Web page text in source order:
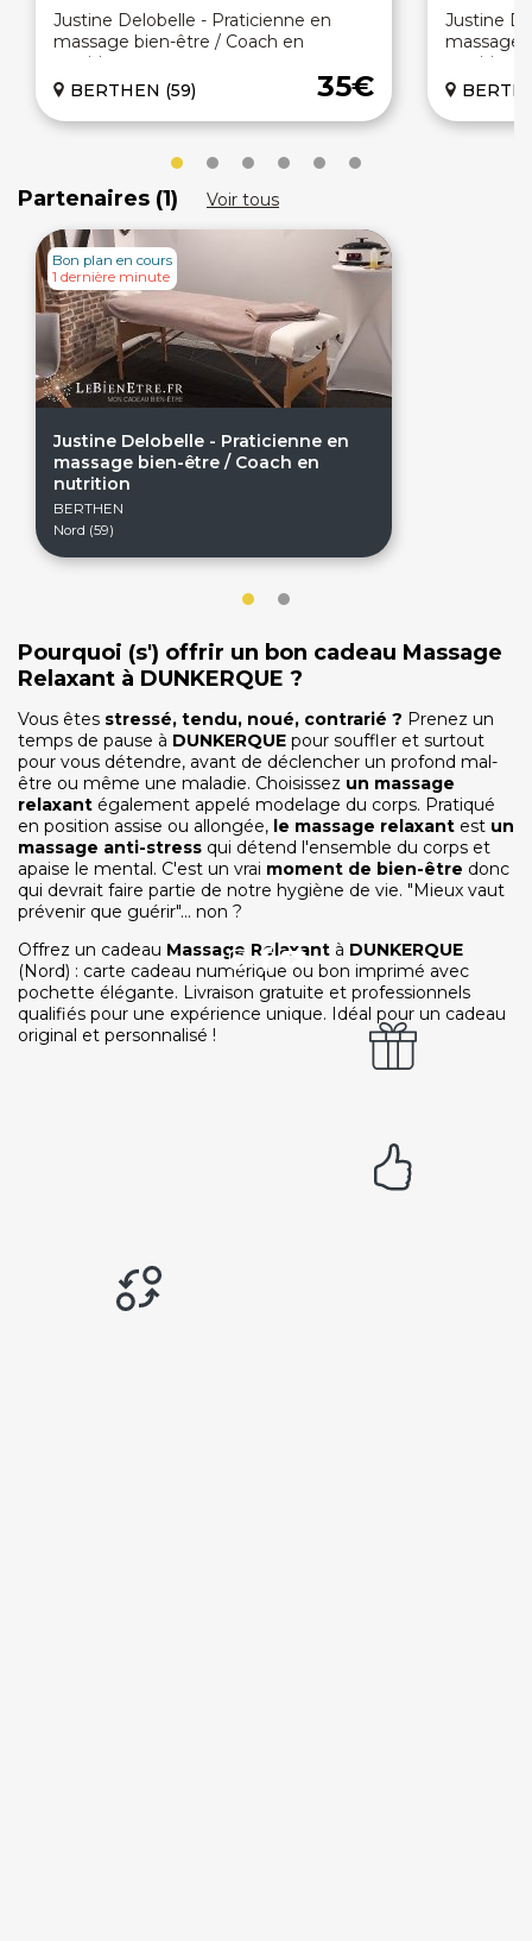
Justine Delobelle - Praticienne en
massage bien-être / Coach en
nutrition
35€
BERTHEN (59)
Justine Delobelle -
massage
nutrition
Partenaires (1) Voir tous
Justine Delobelle - Praticienne en
massage bien-être / Coach en
nutrition
BERTHEN
Nord (59)
Bon plan en cours
1 dernière minute
Pourquoi (s') offrir un bon cadeau Massage
Relaxant à DUNKERQUE ?
Vous êtes stressé, tendu, noué, contrarié ? Prenez un
temps de pause à DUNKERQUE pour souffler et surtout
pour vous détendre, avant de déclencher un profond mal-
être ou même une maladie. Choisissez un massage
relaxant également appelé modelage du corps. Pratiqué
en position assise ou allongée, le massage relaxant est un
massage anti-stress qui détend l'ensemble du corps et
apaise le mental. C'est un vrai moment de bien-être donc
qui devrait faire partie de notre hygiène de vie. "Mieux vaut
prévenir que guérir"... non ?
Offrez un cadeau Massage Relaxant à DUNKERQUE
(Nord) : carte cadeau numérique ou bon imprimé avec
pochette élégante. Livraison gratuite et professionnels
qualifiés pour une expérience unique. Idéal pour un cadeau
original et personnalisé !
On discute ?
SERVICE CLIENTS LeBienEtre.fr
Email Par ici... ;-)
03 20 14 99 99
Notre service client est ouvert du lundi au vendredi
de 9h à 12h30 et de 14h à 18h
DEVENIR PARTENAIRE
Proposer mon établissement
Témoignages partenaires
RECRUTEMENT
Ouvrir une agence LeBienEtre.fr